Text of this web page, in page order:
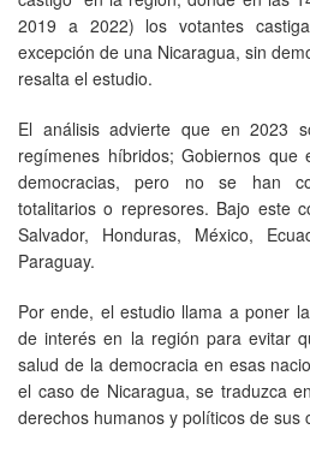
2019 a 2022) los votantes
excepción de una Nicaragua, sin
resalta el estudio.
El análisis advierte que en 2023
regímenes híbridos; Gobiernos que
democracias, pero no se han
totalitarios o represores. Bajo este
Salvador, Honduras, México,
Paraguay.
Por ende, el estudio llama a poner
de interés en la región para evitar
salud de la democracia en esas
el caso de Nicaragua, se traduzca
derechos humanos y políticos de sus